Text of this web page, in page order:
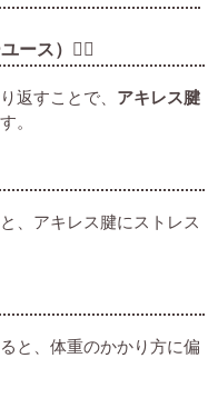
ース）🏃‍♂️
返すことで、 アキレス腱
。
、アキレス腱にストレス
と、体重のかかり方に偏